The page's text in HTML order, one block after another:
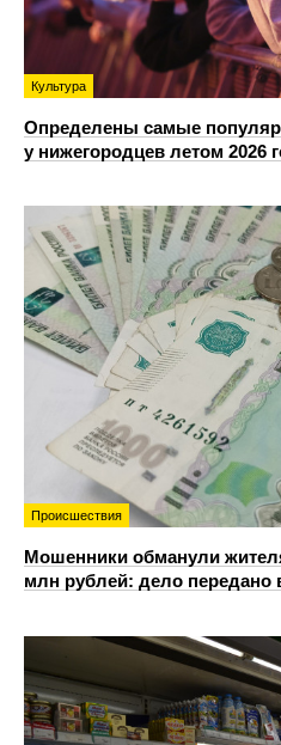
Культура
Определены самые
у нижегородцев летом 2026
Происшествия
Мошенники обманули
млн рублей: дело передано